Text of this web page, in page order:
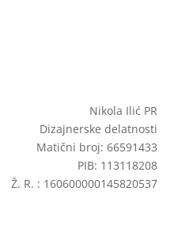
Nikola Ilić PR
Dizajnerske delatnosti
Matični broj: 66591433
PIB: 113118208
Ž. R. : 160600000145820537